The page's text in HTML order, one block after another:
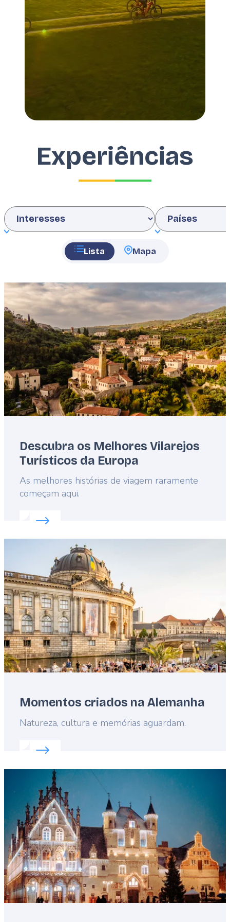
Experiências
Interests Country
Lista Mapa
Featured
image
Descubra os Melhores Vilarejos
Turísticos da Europa
Lead
As melhores histórias de viagem raramente
começam aqui.
Read more about:
Momentos criados na Alemanha
Lead
Natureza, cultura e memórias aguardam.
Read more about: